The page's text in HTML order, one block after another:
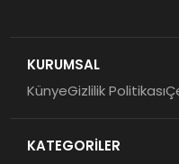
KURUMSAL
KünyeGizlilik Politikası
KATEGORİLER